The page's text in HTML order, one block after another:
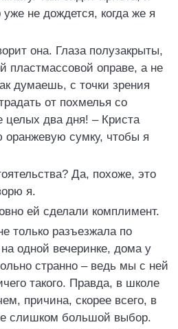
не дождется, когда же я
она. Глаза полузакрыты,
пластмассовой оправе, а не
думаешь, с точки зрения
от похмелья со
целых два дня! – Криста
оранжевую сумку, чтобы я
Да, похоже, это
я.
ей сделали комплимент.
только разъезжала по
одной вечеринке, дома у
странно – ведь мы с ней
такого. Правда, в школе
причина, скорее всего, в
слишком большой выбор.